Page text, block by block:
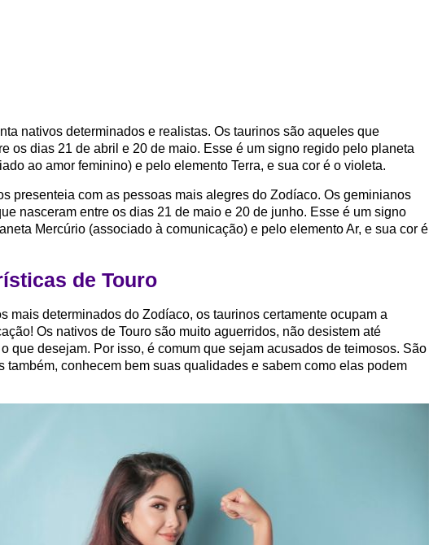
nativos determinados e realistas. Os taurinos são aqueles que
os dias 21 de abril e 20 de maio. Esse é um signo regido pelo planeta
ao amor feminino) e pelo elemento Terra, e sua cor é o violeta.
presenteia com as pessoas mais alegres do Zodíaco. Os geminianos
nasceram entre os dias 21 de maio e 20 de junho. Esse é um signo
Mercúrio (associado à comunicação) e pelo elemento Ar, e sua cor é
de Touro
mais determinados do Zodíaco, os taurinos certamente ocupam a
Os nativos de Touro são muito aguerridos, não desistem até
que desejam. Por isso, é comum que sejam acusados de teimosos. São
também, conhecem bem suas qualidades e sabem como elas podem